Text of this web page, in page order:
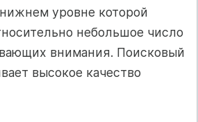
уровне которой
небольшое число
внимания. Поисковый
высокое качество